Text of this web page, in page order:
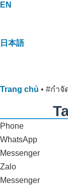
EN
日本語
Trang chủ • #กำจั
Phone
WhatsApp
Messenger
Zalo
Messenger